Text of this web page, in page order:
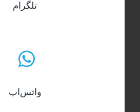
تلگرام
واتس‌اپ